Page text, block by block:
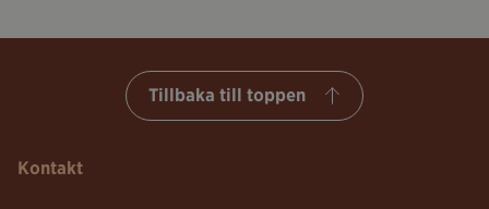
Tillbaka till toppen
Kontakt